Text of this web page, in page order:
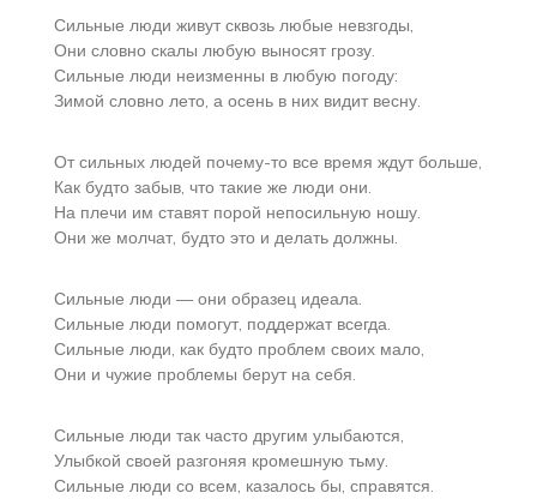
Сильные люди живут сквозь любые невзгоды,
Они словно скалы любую выносят грозу.
Сильные люди неизменны в любую погоду:
Зимой словно лето, а осень в них видит весну.
От сильных людей почему-то все время ждут больше,
Как будто забыв, что такие же люди они.
На плечи им ставят порой непосильную ношу.
Они же молчат, будто это и делать должны.
Сильные люди — они образец идеала.
Сильные люди помогут, поддержат всегда.
Сильные люди, как будто проблем своих мало,
Они и чужие проблемы берут на себя.
Сильные люди так часто другим улыбаются,
Улыбкой своей разгоняя кромешную тьму.
Сильные люди со всем, казалось бы, справятся.